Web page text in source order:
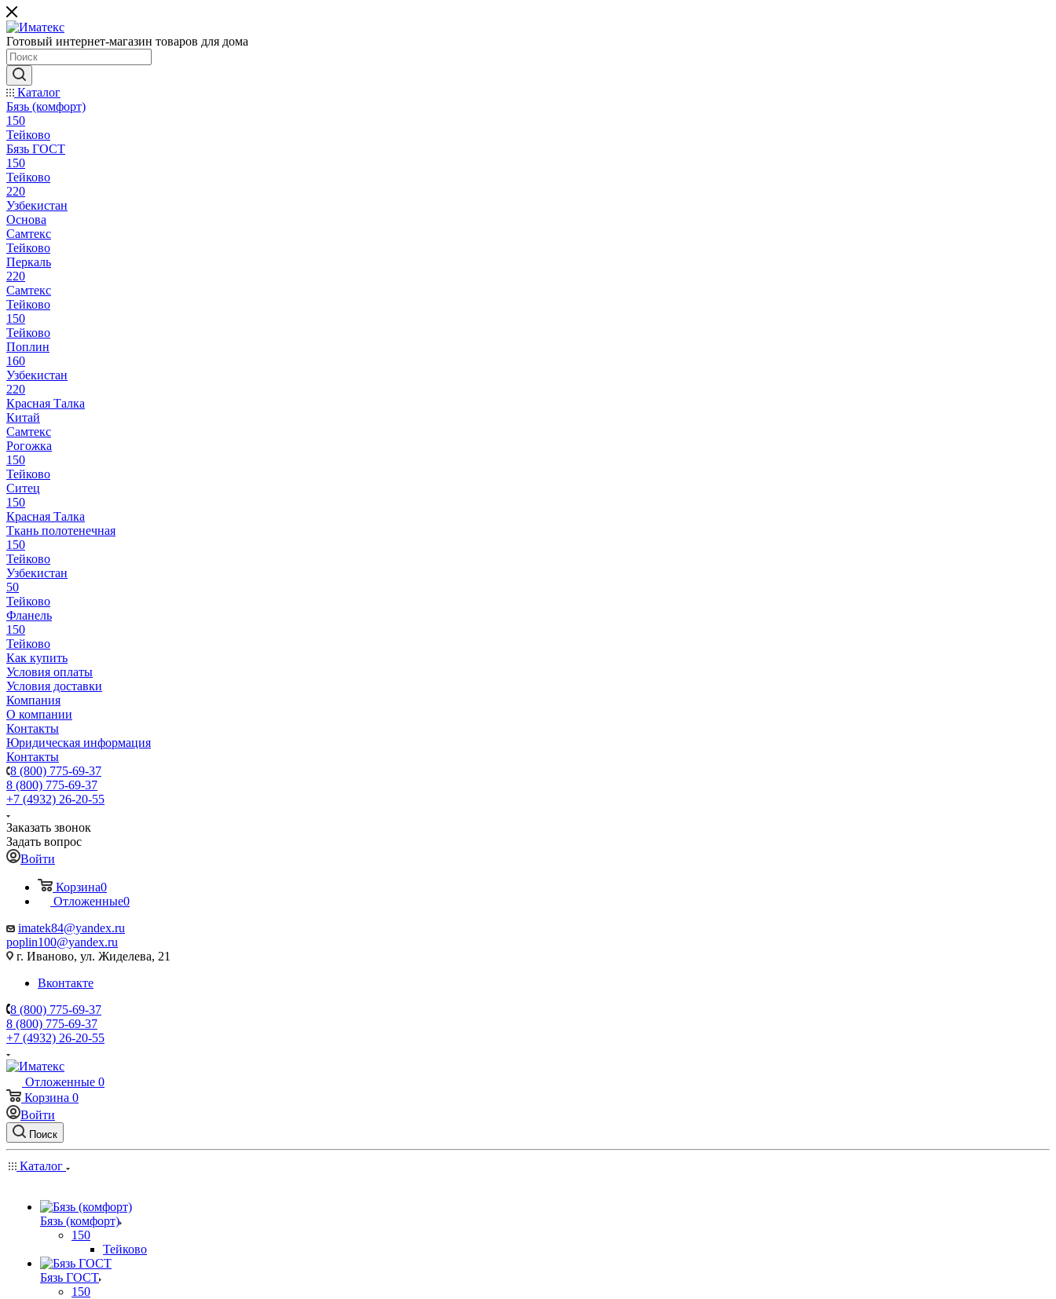
Готовый интернет-магазин товаров для дома
Каталог
Бязь (комфорт)
150
Тейково
Бязь ГОСТ
150
Тейково
220
Узбекистан
Основа
Самтекс
Тейково
Перкаль
220
Самтекс
Тейково
150
Тейково
Поплин
160
Узбекистан
220
Красная Талка
Китай
Самтекс
Рогожка
150
Тейково
Ситец
150
Красная Талка
Ткань полотенечная
150
Тейково
Узбекистан
50
Тейково
Фланель
150
Тейково
Как купить
Условия оплаты
Условия доставки
Компания
О компании
Контакты
Юридическая информация
Контакты
8 (800) 775-69-37
8 (800) 775-69-37
+7 (4932) 26-20-55
Заказать звонок
Задать вопрос
Войти
Корзина0
Отложенные0
imatek84@yandex.ru
poplin100@yandex.ru
г. Иваново, ул. Жиделева, 21
Вконтакте
8 (800) 775-69-37
8 (800) 775-69-37
+7 (4932) 26-20-55
Отложенные 0
Корзина 0
Войти
Поиск
Каталог
Бязь (комфорт)
150
Тейково
Бязь ГОСТ
150